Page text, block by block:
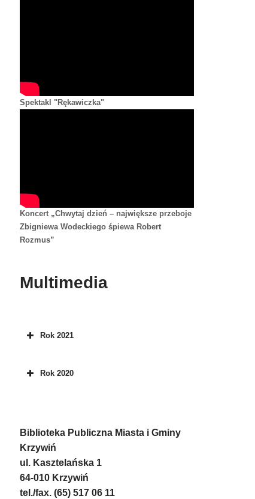
Spektakl "Rękawiczka"
Koncert „Chwytaj dzień – największe przeboje
Zbigniewa Wodeckiego śpiewa Robert
Rozmus”
Multimedia
Rok 2021
Rok 2020
Biblioteka Publiczna Miasta i Gminy
Krzywiń
ul. Kasztelańska 1
64-010 Krzywiń
tel./fax. (65) 517 06 11